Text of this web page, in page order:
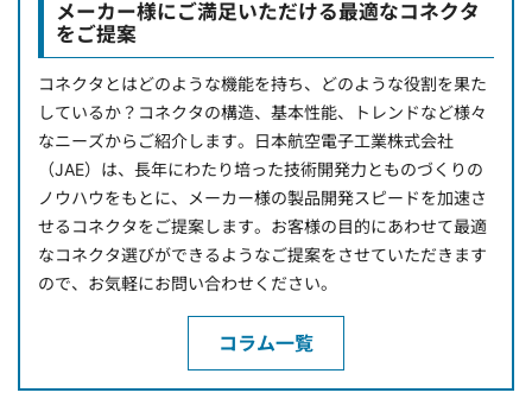
メーカー様にご満足いただける最適なコネクタ
をご提案
コネクタとはどのような機能を持ち、どのような役割を果た
しているか？コネクタの構造、基本性能、トレンドなど様々
なニーズからご紹介します。日本航空電子工業株式会社
（JAE）は、長年にわたり培った技術開発力とものづくりの
ノウハウをもとに、メーカー様の製品開発スピードを加速さ
せるコネクタをご提案します。お客様の目的にあわせて最適
なコネクタ選びができるようなご提案をさせていただきます
ので、お気軽にお問い合わせください。
コラム一覧